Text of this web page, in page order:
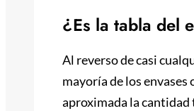
¿Es la tabla del
Al reverso de casi
mayoría de los
aproximada la cantidad